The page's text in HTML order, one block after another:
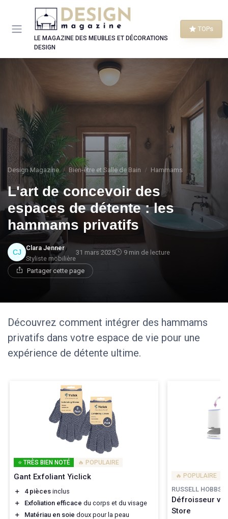
LE MAGAZINE DES MEUBLES ET DÉCORATIONS
DESIGN
TOPs
Design Magazine Bien-être et Salle de Bain Hammams
L'art de concevoir des
espaces de détente : les
hammams privatifs
Clara Jenner
Styliste mobilière
31 mars 2025 9 min de lecture
Partager cette page
Découvrez comment intégrer des hammams
privatifs dans votre espace de vie pour une
expérience de détente ultime.
⭐ TRÈS BIEN NOTÉ 🔥 POPULAIRE
Gant Exfoliant Yiclick
＋ 4 pièces inclus
＋
Exfoliation efficace du corps et du visage
＋
Matériau en soie doux pour la peau
🔥 POPULAIRE
RUSSELL HOBBS
Défroisseur
Store
Panneau de gestion des cookies